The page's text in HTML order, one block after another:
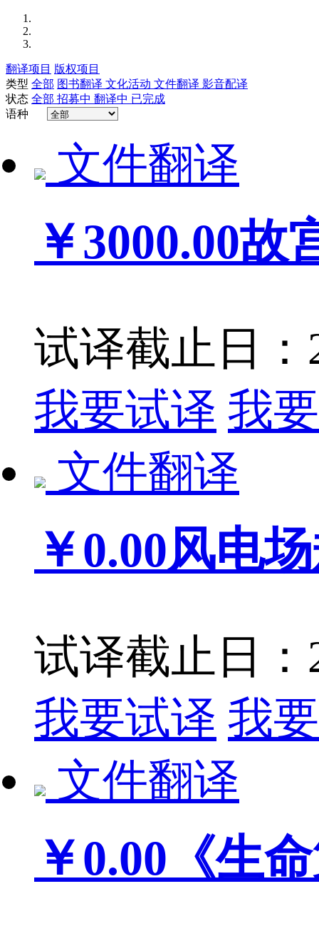
翻译项目 版权项目
类型 全部 图书翻译 文化活动 文件翻译 影音配译
状态 全部 招募中 翻译中 已完成
语种
文件翻译
￥3000.00故
试译截止日：
我要试译 我
文件翻译
￥0.00风电
试译截止日：
我要试译 我
文件翻译
￥0.00 《生